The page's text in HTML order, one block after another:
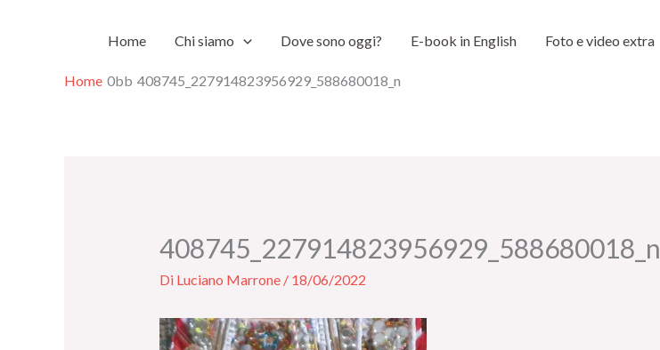
Home Chi siamo Dove sono oggi? E-book in English Foto e video extra
Home 408745_227914823956929_588680018_n
408745_227914823956929_588680018_n
Di Luciano Marrone / 18/06/2022